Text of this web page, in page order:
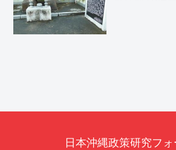
日本沖縄政策研究フ